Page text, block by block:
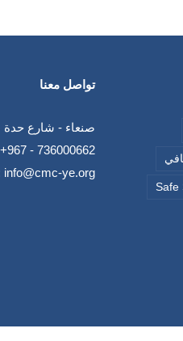
تواصل معنا
صنعاء - شارع حدة
+967 - 736000662
info@cmc-ye.org